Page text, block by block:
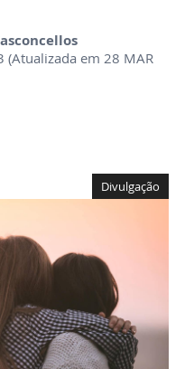
(Atualizada em 28 MAR
Divulgação